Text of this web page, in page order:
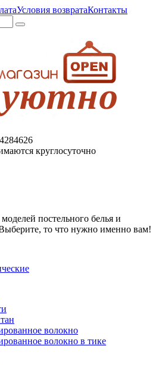
Условия возвратаКонтакты
круглосуточно
постельного белья и
то что нужно именно вам!
волокно
волокно в тике